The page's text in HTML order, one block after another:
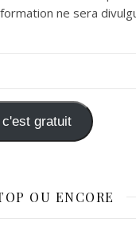
ne sera
gratuit
OU ENCORE